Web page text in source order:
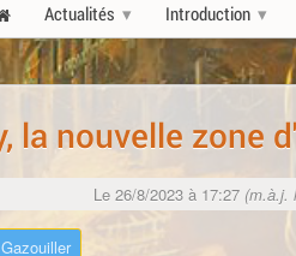
Actualités Introduction
la nouvelle zone
Le 26/8/2023 à 17:27 (m.à.j.
Gazouiller